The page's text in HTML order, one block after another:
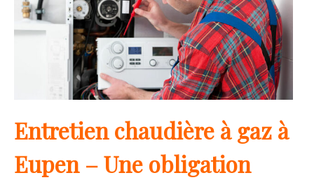
Entretien chaudière à gaz à
Eupen – Une obligation